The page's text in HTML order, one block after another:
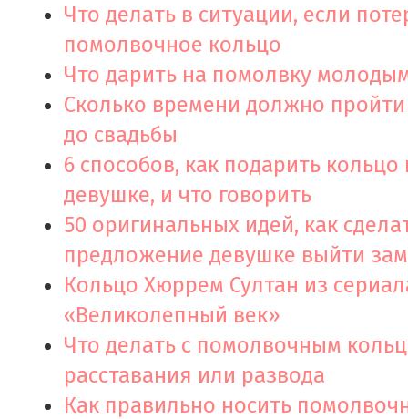
Что делать в ситуации, если
помолвочное кольцо
Что дарить на помолвку
Сколько времени должно
до свадьбы
6 способов, как подарить
девушке, и что говорить
50 оригинальных идей, как
предложение девушке выйти
Кольцо Хюррем Султан из
«Великолепный век»
Что делать с помолвочным
расставания или развода
Как правильно носить